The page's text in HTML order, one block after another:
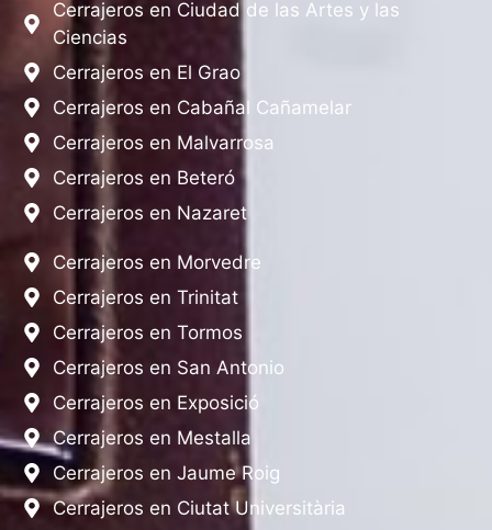
Cerrajeros en Ciudad de las Artes y las
Ciencias
Cerrajeros en El Grao
Cerrajeros en Cabañal Cañamelar
Cerrajeros en Malvarrosa
Cerrajeros en Beteró
Cerrajeros en Nazaret
Cerrajeros en Morvedre
Cerrajeros en Trinitat
Cerrajeros en Tormos
Cerrajeros en San Antonio
Cerrajeros en Exposició
Cerrajeros en Mestalla
Cerrajeros en Jaume Roig
Cerrajeros en Ciutat Universitària